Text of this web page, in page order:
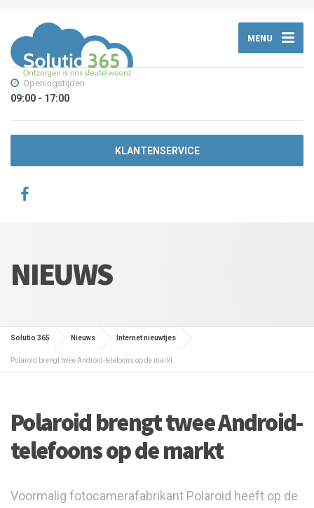
MENU
Openingstijden
09:00 - 17:00
KLANTENSERVICE
NIEUWS
Solutio 365 Nieuws Internet nieuwtjes
Polaroid brengt twee Android-telefoons op de markt
Polaroid brengt twee Android-
telefoons op de markt
Voormalig fotocamerafabrikant Polaroid heeft op de